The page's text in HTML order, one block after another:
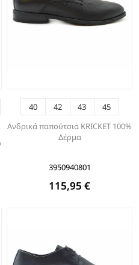
40 42 43
45
Ανδρικά παπούτσια KRICKET 100%
Δέρμα
3950940801
115,95 €